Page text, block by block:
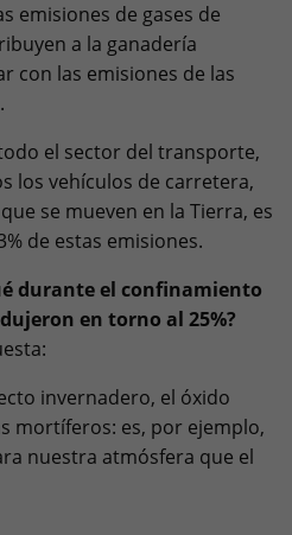
emisiones de gases de
a la ganadería
con las emisiones de las
el sector del transporte,
los vehículos de carretera,
se mueven en la Tierra, es
de estas emisiones.
durante el confinamiento
en torno al 25%?
invernadero, el óxido
mortíferos: es, por ejemplo,
nuestra atmósfera que el